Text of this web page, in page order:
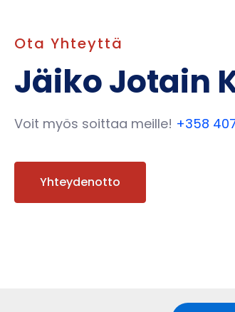
Ota Yhteyttä
Jäiko Jotain
Voit myös soittaa meille! +358
Yhteydenotto